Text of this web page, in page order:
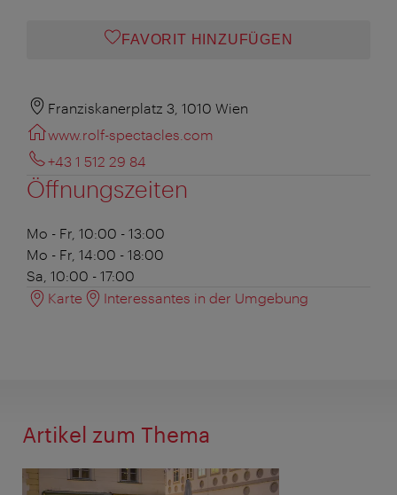
FAVORIT HINZUFÜGEN
Franziskanerplatz 3, 1010 Wien
www.rolf-spectacles.com
+43 1 512 29 84
Öffnungszeiten
Mo - Fr, 10:00 - 13:00
Mo - Fr, 14:00 - 18:00
Sa, 10:00 - 17:00
Karte
Interessantes in der Umgebung
Artikel zum Thema